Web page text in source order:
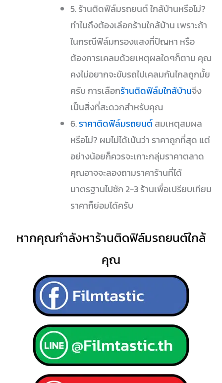
5. ร้านติดฟิล์มรถยนต์ ใกล้บ้านหรือไม่?
ทำไมถึงต้องเลือกร้านใกล้บ้าน เพราะถ้า
ในกรณีฟิล์มกรองแสงที่ปัญหา หรือ
ต้องการเคลมด้วยเหตุผลใดๆก็ตาม คุณ
คงไม่อยากจะขับรถไปเคลมกันไกลถูกมั้ย
ครับ การเลือกร้านติดฟิล์มใกล้บ้านจึง
เป็นสิ่งที่สะดวกสำหรับคุณ
6.ราคาติดฟิล์มรถยนต์สมเหตุสมผล
หรือไม่? ผมไม่ได้เน้นว่า ราคาถูกที่สุด แต่
อย่างน้อยก็ควรจะเกาะกลุ่มราคาตลาด
คุณอาจจะลองถามราคาร้านที่ได้
มาตรฐานไปซัก 2-3 ร้านเพื่อเปรียบเทียบ
ราคาก็ย่อมได้ครับ
หากคุณกำลังหาร้านติดฟิล์มรถยนต์ใกล้
คุณ